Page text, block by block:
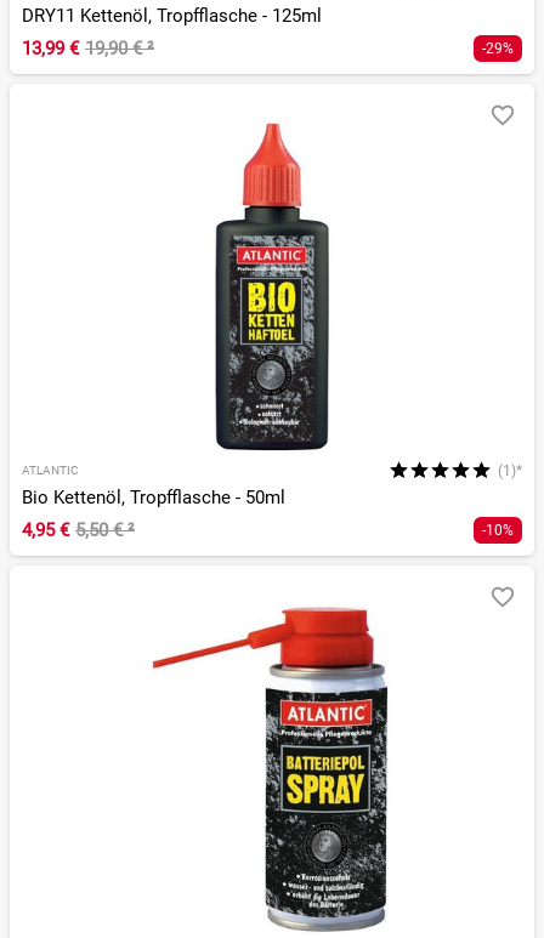
DRY11 Kettenöl, Tropfflasche - 125ml
13,99 € 19,90 €² -29%
ATLANTIC (1)*
Bio Kettenöl, Tropfflasche - 50ml
4,95 € 5,50 €² -10%